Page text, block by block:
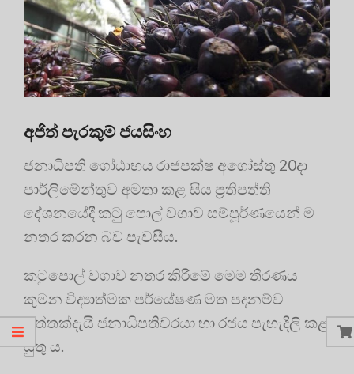
අජිත් පැරකුම් ජයසිංහ
ජනාධිපති ගෝඨාභය රාජපක්ෂ අගෝස්තු 20දා
පාර්ලිමේන්තුව අමතා කළ සිය ප්‍රතිපත්ති
දේශනයේදී කටු පොල් වගාව සම්පූර්ණයෙන් ම
නතර කරන බව පැවසීය.
කටුපොල් වගාව නතර කිරීමේ මෙම තීරණය
කුමන විද්‍යාත්මක පර්යේෂණ මත පදනම්ව
ගත්තක්දැයි ජනාධිපතිවරයා හා රජය පැහැදිලි කළ
යුතු ය.